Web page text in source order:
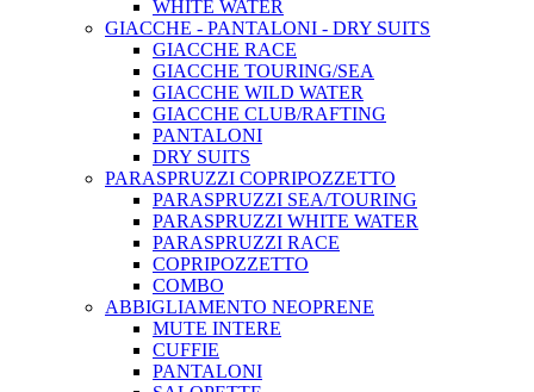
WHITE WATER
GIACCHE - PANTALONI - DRY SUITS
GIACCHE RACE
GIACCHE TOURING/SEA
GIACCHE WILD WATER
GIACCHE CLUB/RAFTING
PANTALONI
DRY SUITS
PARASPRUZZI COPRIPOZZETTO
PARASPRUZZI SEA/TOURING
PARASPRUZZI WHITE WATER
PARASPRUZZI RACE
COPRIPOZZETTO
COMBO
ABBIGLIAMENTO NEOPRENE
MUTE INTERE
CUFFIE
PANTALONI